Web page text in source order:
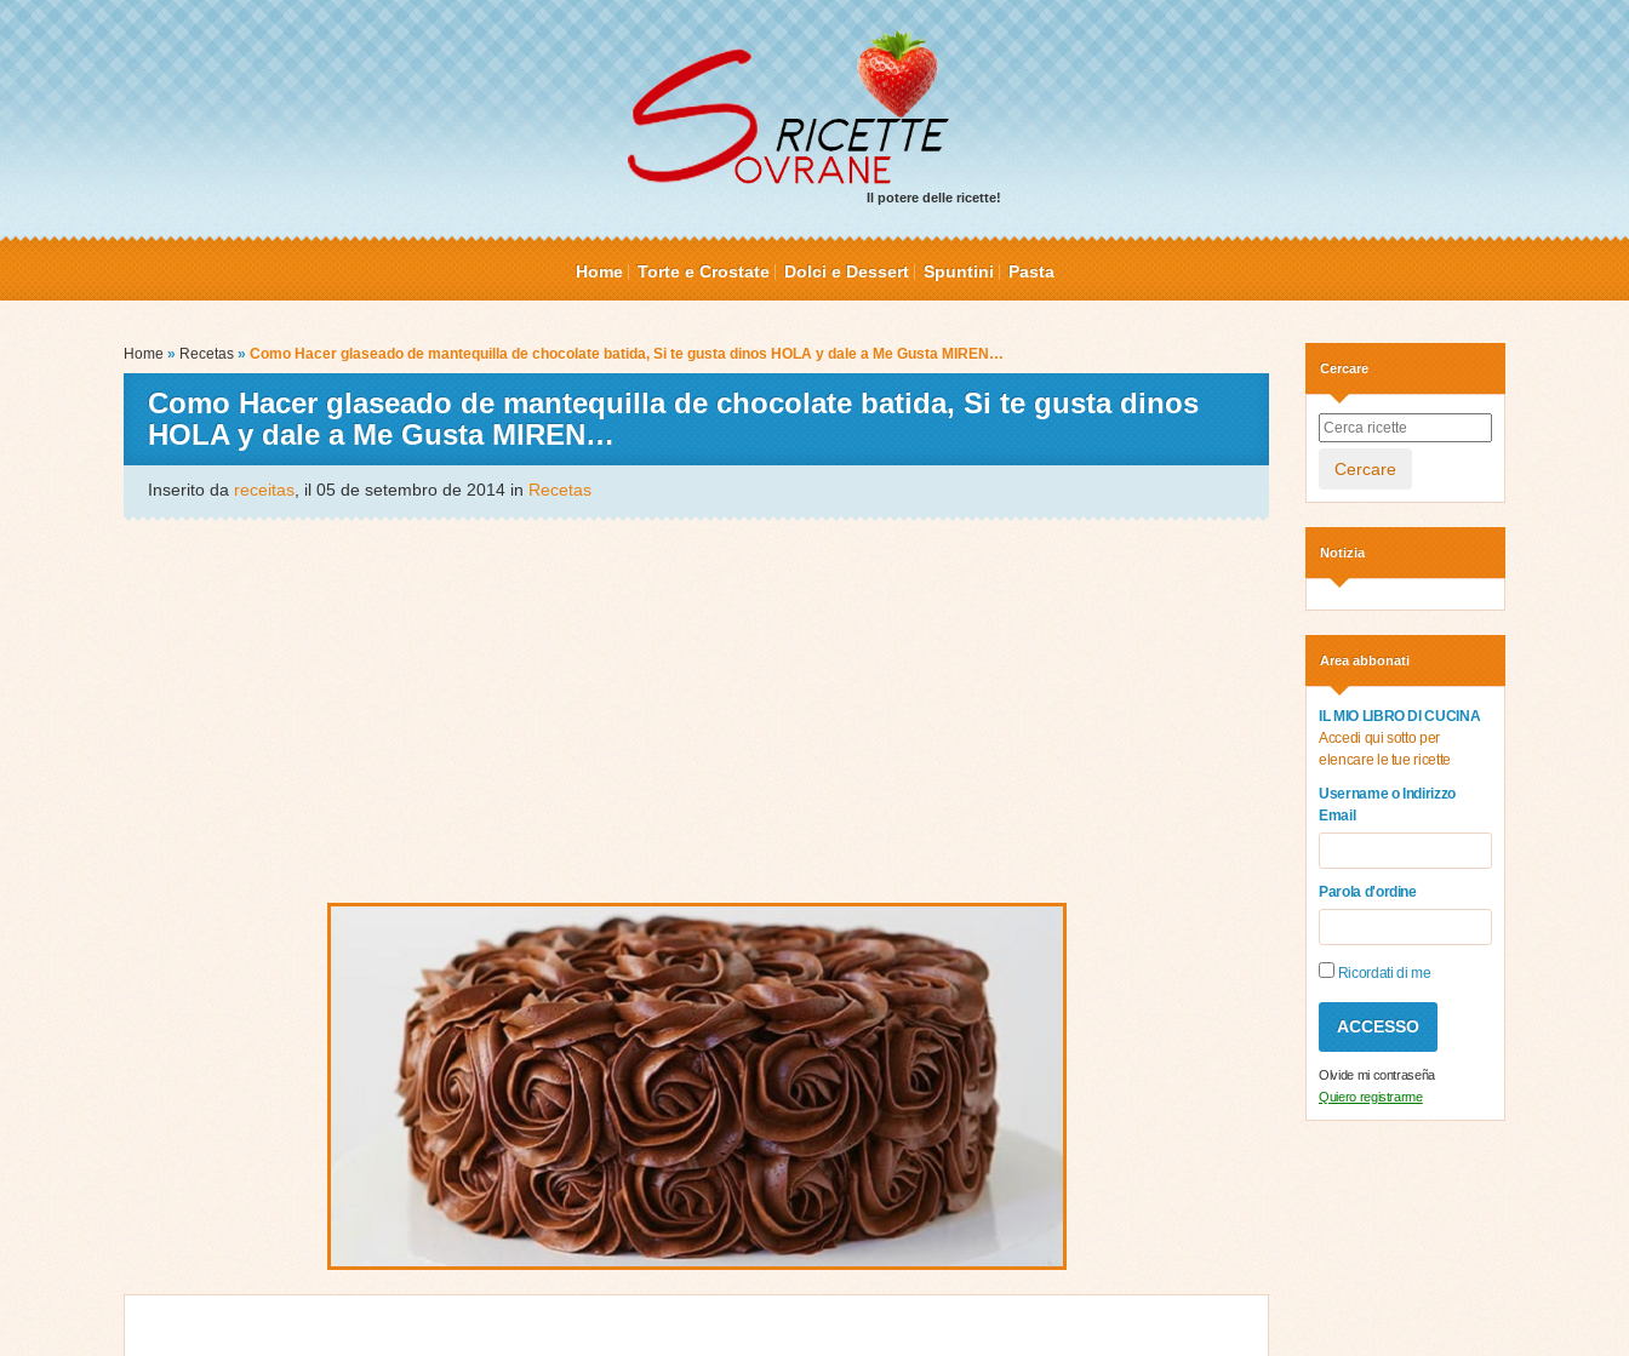
Il potere delle ricette!
Home Torte e Crostate Dolci e Dessert Spuntini Pasta
Home » Recetas » Como Hacer glaseado de mantequilla de chocolate batida, Si te gusta dinos HOLA y dale a Me Gusta MIREN…
Como Hacer glaseado de mantequilla de chocolate batida, Si te gusta dinos
HOLA y dale a Me Gusta MIREN…
Inserito da receitas , il 05 de setembro de 2014 in Recetas
Cercare
Cercare
Notizia
Area abbonati
IL MIO LIBRO DI CUCINA
Accedi qui sotto per
elencare le tue ricette
Username o Indirizzo
Email
Parola d'ordine
Ricordati di me
Olvide mi contraseña
Quiero registrarme